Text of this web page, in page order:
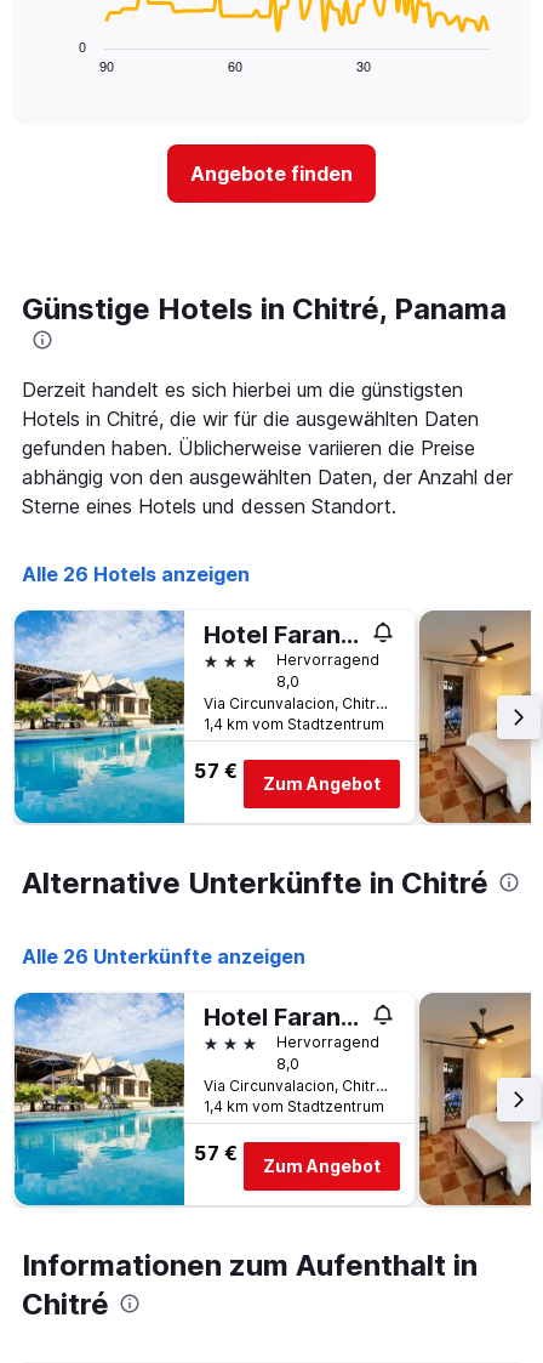
Wochentage
anzeigt.
Zimmerpreis
anzeigt.
folgende
Diagramm
näher
das
Aufenthaltsdatum
Das
Diagramm
hat
1
X-
Achse,
Anzahl
Tage
vor
dem
Aufenthalt
anzeigt
Das
Diagramm
hat
1
Y-
die
den
anzeigt
90 60 30
0
Angebote finden
Günstige Hotels in Chitré, Panama
Derzeit handelt es sich hierbei um die günstigsten
Hotels in Chitré, die wir für die ausgewählten Daten
gefunden haben. Üblicherweise variieren die Preise
abhängig von den ausgewählten Daten, der Anzahl der
Sterne eines Hotels und dessen Standort.
Alle 26 Hotels anzeigen
Hotel Faranda Guayacanes, a member of Radisson Individuals
3 SterneHervorragend
8,0
Via Circunvalacion, Chitré, Panama
1,4 km vom Stadtzentrum
57 €
Zum Angebot
Alternative Unterkünfte in Chitré
Alle 26 Unterkünfte anzeigen
Hotel Faranda Guayacanes, a member of Radisson Individuals
3 SterneHervorragend
8,0
Via Circunvalacion, Chitré, Panama
1,4 km vom Stadtzentrum
57 €
Zum Angebot
Informationen zum Aufenthalt in
Chitré